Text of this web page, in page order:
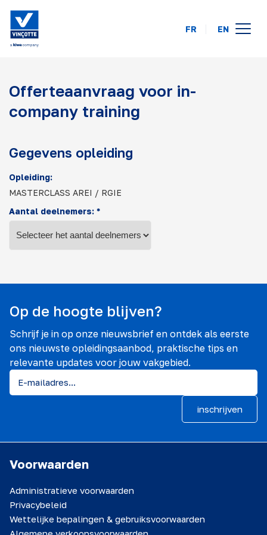
online
op uw locatie
over ons
FAQ
FR EN
Offerteaanvraag voor in-
company training
Gegevens opleiding
Opleiding:
MASTERCLASS AREI / RGIE
Aantal deelnemers: *
Op de hoogte blijven?
Schrijf je in op onze nieuwsbrief en ontdek als eerste
ons nieuwste opleidingsaanbod, praktische tips en
relevante updates voor jouw vakgebied.
inschrijven
Voorwaarden
Administratieve voorwaarden
Privacybeleid
Wettelijke bepalingen & gebruiksvoorwaarden